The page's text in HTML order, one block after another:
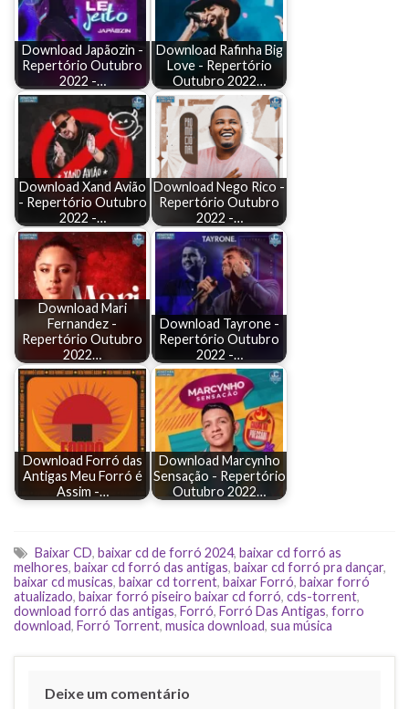
Download Japãozin -
Repertório Outubro
2022 -…
Download Rafinha Big
Love - Repertório
Outubro 2022…
Download Xand Avião
- Repertório Outubro
2022 -…
Download Nego Rico -
Repertório Outubro
2022 -…
Download Mari
Fernandez -
Repertório Outubro
2022…
Download Tayrone -
Repertório Outubro
2022 -…
Download Forró das
Antigas Meu Forró é
Assim -…
Download Marcynho
Sensação - Repertório
Outubro 2022…
Baixar CD, baixar cd de forró 2024, baixar cd forró as
melhores, baixar cd forró das antigas, baixar cd forró pra dançar,
baixar cd musicas, baixar cd torrent, baixar Forró, baixar forró
atualizado, baixar forró piseiro baixar cd forró, cds-torrent,
download forró das antigas, Forró, Forró Das Antigas, forro
download, Forró Torrent, musica download, sua música
Deixe um comentário